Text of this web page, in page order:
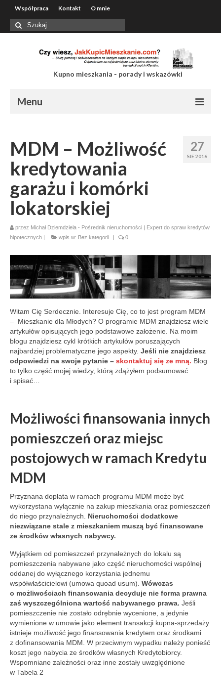
Współpraca Kontakt O mnie
Szuklaj
w:
Kupno mieszkania - porady i wskazówki
Menu
Kontakt
O mnie
27
SIE 2016
MDM – Możliwość
kredytowania
garażu i komórki
lokatorskiej
przez Michał Dziemdziela - Pośrednik nieruchomości | Expert do spraw kredytów
hipotecznych | wpis w: Bez kategorii | 0
Witam Cię Serdecznie. Interesuje Cię, co to jest program MDM
– Mieszkanie dla Młodych? O programie MDM znajdziesz wiele
artykułów opisujących jego podstawowe założenie. Na moim
blogu znajdziesz cykl krótkich artykułów poruszających
najbardziej problematyczne jego aspekty. Jeśli nie znajdziesz
odpowiedzi na swoje pytanie – skontaktuj się ze mną. Blog
to tylko część mojej wiedzy, którą zdążyłem podsumować
i spisać…
Możliwości finansowania innych
pomieszczeń oraz miejsc
postojowych w ramach Kredytu
MDM
Przyznana dopłata w ramach programu MDM może być
wykorzystana wyłącznie na zakup mieszkania oraz pomieszczeń
do niego przynależnych. Nieruchomości dodatkowe
niezwiązane stale z mieszkaniem muszą być finansowane
ze środków własnych nabywcy.
Wyjątkiem od pomieszczeń przynależnych do lokalu są
pomieszczenia nabywane jako część nieruchomości wspólnej
oddanej do wyłącznego korzystania jednemu
współwłaścicielowi (umowa quoad usum). Wówczas
o możliwościach finansowania decyduje nie forma prawna
zaś wyszczególniona wartość nabywanego prawa. Jeśli
pomieszczenie nie zostało odrębnie wycenione, a jedynie
wymienione w umowie jako element transakcji kupna-sprzedaży
istnieje możliwość jego finansowania kredytem oraz środkami
z dofinansowania MDM. W przeciwnym wypadku należy ponieść
koszt jego nabycia ze środków własnych Kredytobiorcy.
Wspomniane zależności oraz inne zostały uwzględnione
w Tabela 2